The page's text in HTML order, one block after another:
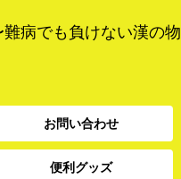
病でも負けない漢の物
お問い合わせ
便利グッズ